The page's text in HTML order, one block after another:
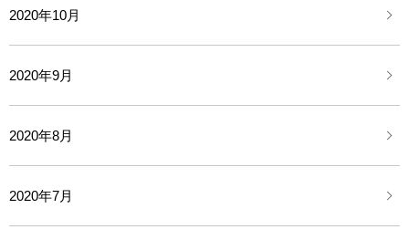
2020年10月
2020年9月
2020年8月
2020年7月